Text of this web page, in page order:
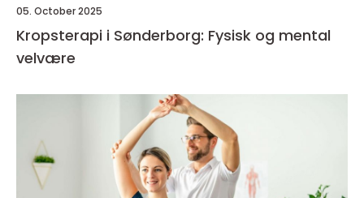
05. October 2025
Kropsterapi i Sønderborg: Fysisk og mental
velvære